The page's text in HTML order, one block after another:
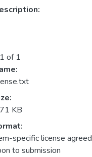
of 1
KB
specific license agreed
to submission